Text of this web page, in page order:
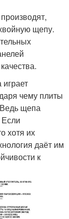
щепу.
чему плиты
щепа
Если
хотя их
даёт им
к